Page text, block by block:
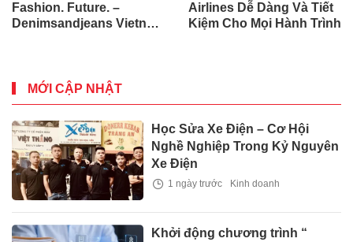
Fashion. Future. –
Denimsandjeans Vietnam
Airlines Dễ Dàng Và Tiết
Kiệm Cho Mọi Hành Trình
MỚI CẬP NHẬT
Học Sửa Xe Điện – Cơ Hội
Nghề Nghiệp Trong Kỷ Nguyên
Xe Điện
1 ngày trước Kinh doanh
Khởi động chương trình “